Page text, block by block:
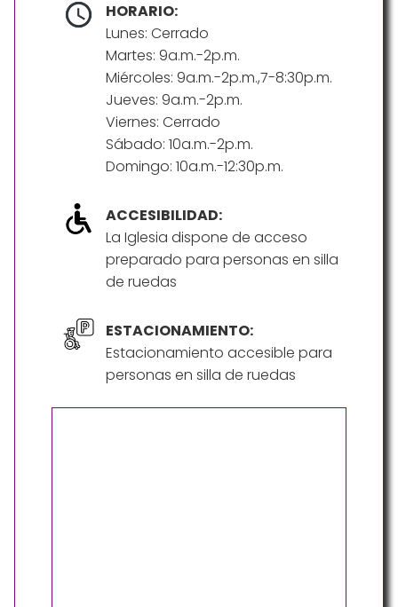
HORARIO:
Lunes: Cerrado
Martes: 9a.m.-2p.m.
Miércoles: 9a.m.-2p.m.,7-8:30p.m.
Jueves: 9a.m.-2p.m.
Viernes: Cerrado
Sábado: 10a.m.-2p.m.
Domingo: 10a.m.-12:30p.m.
ACCESIBILIDAD:
La Iglesia dispone de acceso
preparado para personas en silla
de ruedas
ESTACIONAMIENTO:
Estacionamiento accesible para
personas en silla de ruedas